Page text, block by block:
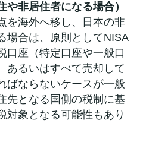
や非居住者になる場合）
を海外へ移し、日本の非
場合は、原則としてNISA
口座（特定口座や一般口
あるいはすべて売却して
ばならないケースが一般
先となる国側の税制に基
対象となる可能性もあり